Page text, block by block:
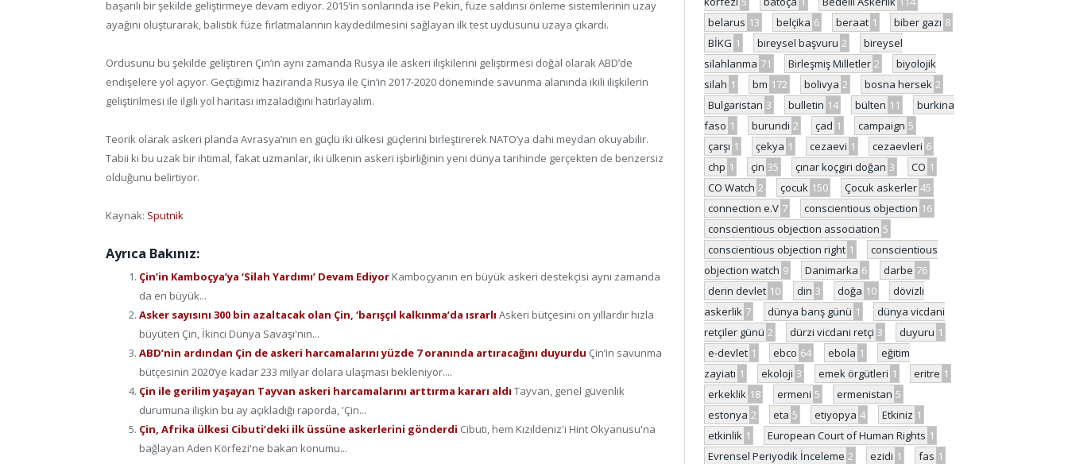
başarılı bir şekilde geliştirmeye devam ediyor. 2015’in sonlarında ise Pekin, füze saldırısı önleme sistemlerinin uzay
ayağını oluşturarak, balistik füze fırlatmalarının kaydedilmesini sağlayan ilk test uydusunu uzaya çıkardı.
Ordusunu bu şekilde geliştiren Çin’in aynı zamanda Rusya ile askeri ilişkilerini geliştirmesi doğal olarak ABD’de
endişelere yol açıyor. Geçtiğimiz haziranda Rusya ile Çin’in 2017-2020 döneminde savunma alanında ikili ilişkilerin
geliştirilmesi ile ilgili yol haritası imzaladığını hatırlayalım.
Teorik olarak askeri planda Avrasya’nın en güçlü iki ülkesi güçlerini birleştirerek NATO’ya dahi meydan okuyabilir.
Tabii ki bu uzak bir ihtimal, fakat uzmanlar, iki ülkenin askeri işbirliğinin yeni dünya tarihinde gerçekten de benzersiz
olduğunu belirtiyor.
Kaynak: Sputnik
Ayrıca Bakınız:
Çin’in Kamboçya’ya ‘Silah Yardımı’ Devam Ediyor Kamboçyanın en büyük askeri destekçisi aynı zamanda
da en büyük...
Asker sayısını 300 bin azaltacak olan Çin, ‘barışçıl kalkınma’da ısrarlı Askeri bütçesini on yıllardır hızla
büyüten Çin, İkinci Dünya Savaşı'nın...
ABD’nin ardından Çin de askeri harcamalarını yüzde 7 oranında artıracağını duyurdu Çin’in savunma
bütçesinin 2020’ye kadar 233 milyar dolara ulaşması bekleniyor....
Çin ile gerilim yaşayan Tayvan askeri harcamalarını arttırma kararı aldı Tayvan, genel güvenlik
durumuna ilişkin bu ay açıkladığı raporda, 'Çin...
Çin, Afrika ülkesi Cibuti’deki ilk üssüne askerlerini gönderdi Cibuti, hem Kızıldeniz'i Hint Okyanusu'na
bağlayan Aden Körfezi'ne bakan konumu...
belarus 13 belçika 6 beraat 1 biber gazı 8
BİKG 1 bireysel başvuru 2
bireysel
silahlanma 71 Birleşmiş Milletler 2
biyolojik
silah 1 bm 172 bolivya 2 bosna hersek 2
Bulgaristan 3 bulletin 14 bülten 11
burkina
faso 1 burundi 2 çad 1 campaign 5
çarşı 1 çekya 1 cezaevi 1 cezaevleri 6
chp 1 çin 35 çınar koçgiri doğan 3 CO 1
CO Watch 2 çocuk 150 Çocuk askerler 45
connection e.V 7 conscientious objection 16
conscientious objection association 5
conscientious objection right 1
conscientious
objection watch 9 Danimarka 6 darbe 76
derin devlet 10 din 3 doğa 10
dövizli
askerlik 7 dünya barış günü 1
dünya vicdani
retçiler günü 2 dürzi vicdani retçi 3 duyuru 1
e-devlet 1 ebco 64 ebola 1
eğitim
zayiatı 1 ekoloji 3 emek örgütleri 1 eritre 1
erkeklik 18 ermeni 5 ermenistan 5
estonya 2 eta 5 etiyopya 4 Etkiniz 1
etkinlik 1 European Court of Human Rights 1
Evrensel Periyodik İnceleme 2 ezidi 1 fas 1